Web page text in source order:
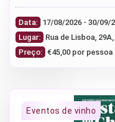
Data:
17/08/2026 -
Lugar: Rua de Lisboa,
Preço: €45,00 por pessoa